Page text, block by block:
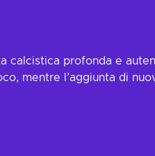
calcistica profonda e
mentre l’aggiunta di